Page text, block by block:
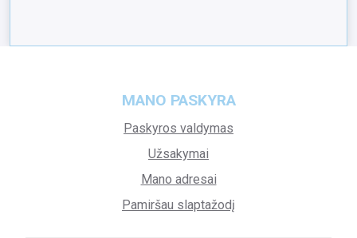
MANO PASKYRA
Paskyros valdymas
Užsakymai
Mano adresai
Pamiršau slaptažodį